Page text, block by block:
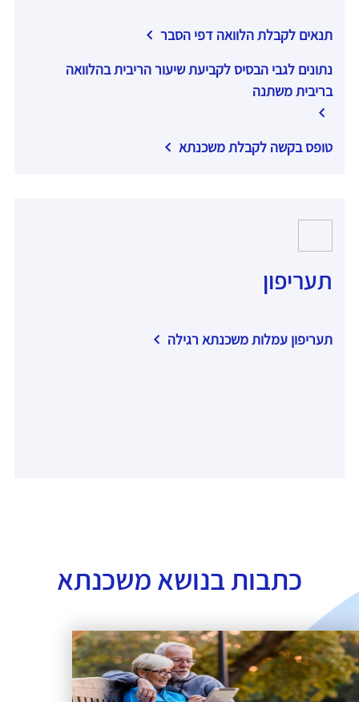
תנאים לקבלת הלוואה דפי הסבר
נתונים לגבי הבסיס לקביעת שיעור הריבית בהלוואה
בריבית משתנה
טופס בקשה לקבלת משכנתא
תעריפון
תעריפון עמלות משכנתא רגילה
כתבות בנושא משכנתא